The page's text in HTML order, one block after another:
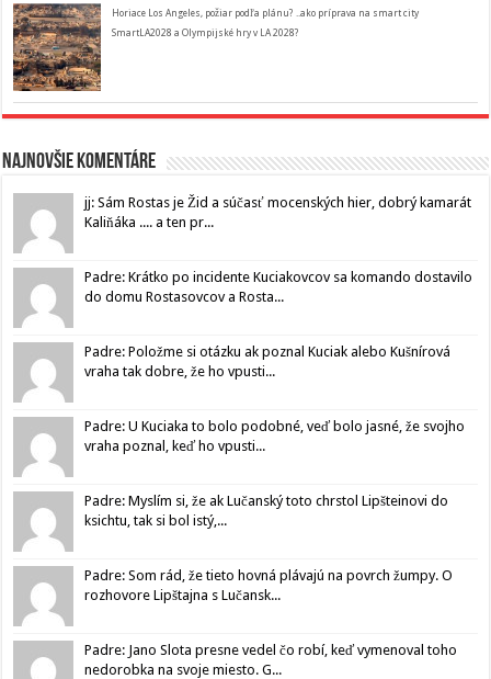
Horiace Los Angeles, požiar podľa plánu? ..ako príprava na smart city
SmartLA2028 a Olympijské hry v LA 2028?
Najnovšie komentáre
jj: Sám Rostas je Žid a súčasť mocenských hier, dobrý kamarát
Kaliňáka .... a ten pr...
Padre: Krátko po incidente Kuciakovcov sa komando dostavilo
do domu Rostasovcov a Rosta...
Padre: Položme si otázku ak poznal Kuciak alebo Kušnírová
vraha tak dobre, že ho vpusti...
Padre: U Kuciaka to bolo podobné, veď bolo jasné, že svojho
vraha poznal, keď ho vpusti...
Padre: Myslím si, že ak Lučanský toto chrstol Lipšteinovi do
ksichtu, tak si bol istý,...
Padre: Som rád, že tieto hovná plávajú na povrch žumpy. O
rozhovore Lipštajna s Lučansk...
Padre: Jano Slota presne vedel čo robí, keď vymenoval toho
nedorobka na svoje miesto. G...